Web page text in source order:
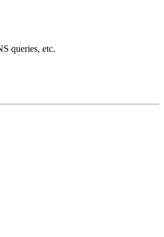
queries, etc.